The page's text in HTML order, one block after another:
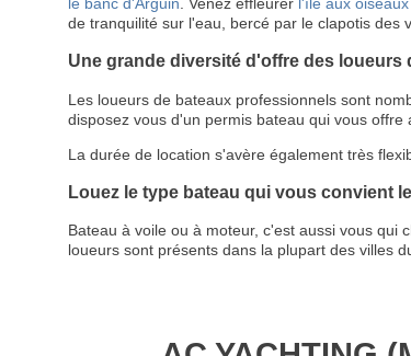
de tranquilité sur l'eau, bercé par le clapotis des
Une grande diversité d'offre des loueurs
Les loueurs de bateaux professionnels sont
disposez vous d'un permis bateau qui vous
La durée de location s'avère également très
Louez le type bateau qui vous convient
Bateau à voile ou à moteur, c'est aussi vous qui
loueurs sont présents dans la plupart des villes